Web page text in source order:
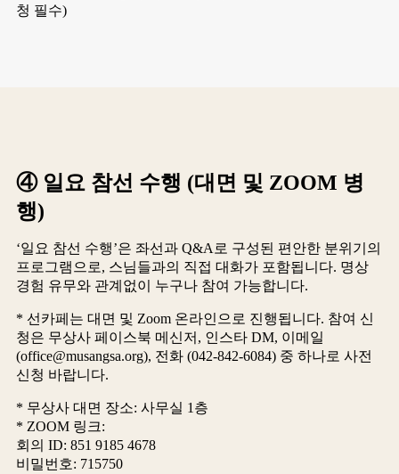
청 필수)
④ 일요 참선 수행 (대면 및 ZOOM 병
행)
‘일요 참선 수행’은 좌선과 Q&A로 구성된 편안한 분위기의
프로그램으로, 스님들과의 직접 대화가 포함됩니다. 명상
경험 유무와 관계없이 누구나 참여 가능합니다.
* 선카페는 대면 및 Zoom 온라인으로 진행됩니다. 참여 신
청은 무상사 페이스북 메신저, 인스타 DM, 이메일
(office@musangsa.org), 전화 (042-842-6084) 중 하나로 사전
신청 바랍니다.
* 무상사 대면 장소: 사무실 1층
* ZOOM 링크:
회의 ID: 851 9185 4678
비밀번호: 715750